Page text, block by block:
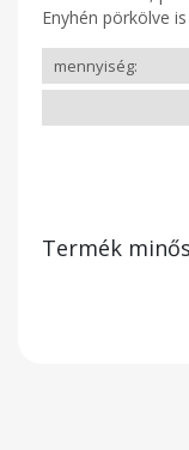
Enyhén pörkölve
Termék